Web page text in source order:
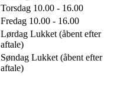
Torsdag 10.00 - 16.00
Fredag 10.00 - 16.00
Lørdag Lukket (åbent efter
aftale)
Søndag Lukket (åbent efter
aftale)